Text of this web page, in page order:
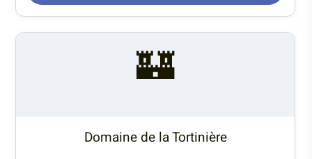
🏰
Domaine de la Tortinière